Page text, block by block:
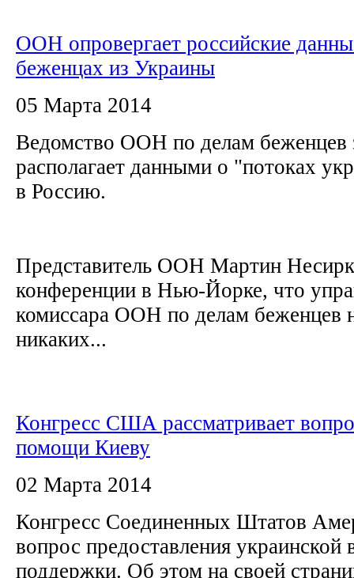
ООН опровергает российские
беженцах из Украины
05 Марта 2014
Ведомство ООН по делам беженцев
располагает данными о "потоках
в Россию.
Представитель ООН Мартин
конференции в Нью-Йорке, что
комиссара ООН по делам беженцев
никаких...
Конгресс США рассматривает
помощи Киеву
02 Марта 2014
Конгресс Соединенных Штатов
вопрос предоставления украинской
поддержки. Об этом на своей